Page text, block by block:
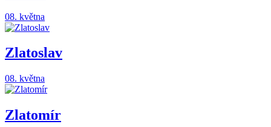
08. května
Zlatoslav
08. května
Zlatomír